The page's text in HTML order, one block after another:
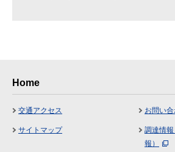
Home
交通アクセス お問い
サイトマップ
調達情
報）